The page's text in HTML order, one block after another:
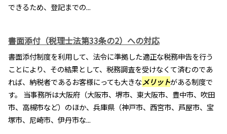
できるため、登記までの...
書面添付（税理士法第33条の2）への対応
書面添付制度を利用して、法令に準拠した適正な税務申告を行う
ことにより、その結果として、税務調査を受けなくて済むのであ
れば、納税者であるお客様にっても大きなメリットがある制度で
す。 当事務所は大阪府（大阪市、堺市、東大阪市、豊中市、吹田
市、高槻市など）のほか、兵庫県（神戸市、西宮市、芦屋市、宝
塚市、尼崎市、伊丹市な...